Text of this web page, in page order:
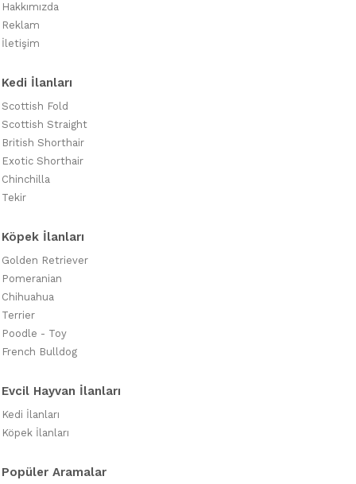
Hakkımızda
Reklam
İletişim
Kedi İlanları
Scottish Fold
Scottish Straight
British Shorthair
Exotic Shorthair
Chinchilla
Tekir
Köpek İlanları
Golden Retriever
Pomeranian
Chihuahua
Terrier
Poodle - Toy
French Bulldog
Evcil Hayvan İlanları
Kedi İlanları
Köpek İlanları
Popüler Aramalar